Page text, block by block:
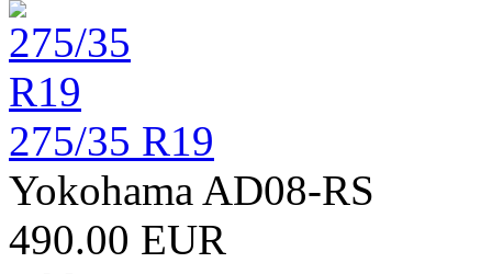
275/35 R19
Yokohama AD08-RS
490.00 EUR